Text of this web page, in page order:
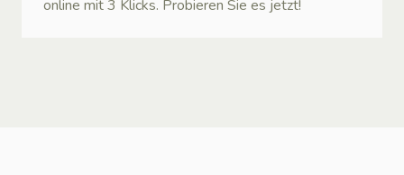
online mit 3 Klicks. Probieren Sie es jetzt!